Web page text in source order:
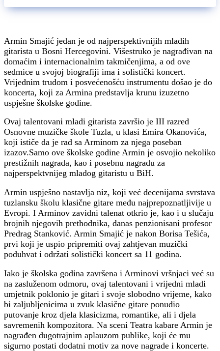
Armin Smajić jedan je od najperspektivnijih mladih
gitarista u Bosni Hercegovini. Višestruko je nagrađivan na
domaćim i internacionalnim takmičenjima, a od ove
sedmice u svojoj biografiji ima i solistički koncert.
Vrijednim trudom i posvećenošću instrumentu došao je do
koncerta, koji za Armina predstavlja krunu izuzetno
uspješne školske godine.
Ovaj talentovani mladi gitarista završio je III razred
Osnovne muzičke škole Tuzla, u klasi Emira Okanovića,
koji ističe da je rad sa Arminom za njega poseban
izazov.Samo ove školske godine Armin je osvojio nekoliko
prestižnih nagrada, kao i posebnu nagradu za
najperspektvnijeg mladog gitaristu u BiH.
Armin uspješno nastavlja niz, koji već decenijama svrstava
tuzlansku školu klasične gitare među najprepoznatljivije u
Evropi. I Arminov zavidni talenat otkrio je, kao i u slučaju
brojnih njegovih prethodnika, danas penzionisani profesor
Predrag Stanković. Armin Smajić je nakon Borisa Tešića,
prvi koji je uspio pripremiti ovaj zahtjevan muzički
poduhvat i održati solistički koncert sa 11 godina.
Iako je školska godina završena i Arminovi vršnjaci već su
na zasluženom odmoru, ovaj talentovani i vrijedni mladi
umjetnik poklonio je gitari i svoje slobodno vrijeme, kako
bi zaljubljenicima u zvuk klasične gitare ponudio
putovanje kroz djela klasicizma, romantike, ali i djela
savremenih kompozitora. Na sceni Teatra kabare Armin je
nagrađen dugotrajnim aplauzom publike, koji će mu
sigurno postati dodatni motiv za nove nagrade i koncerte.